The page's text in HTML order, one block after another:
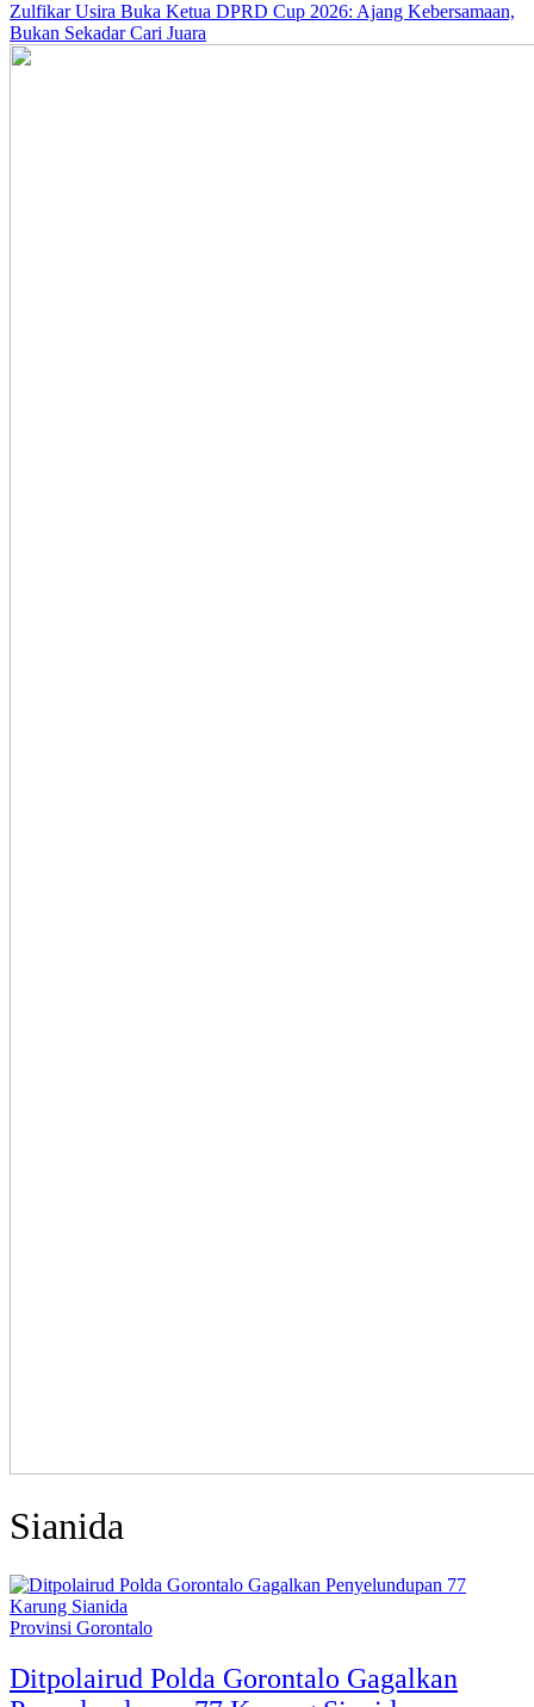
Zulfikar Usira Buka Ketua DPRD Cup 2026: Ajang Kebersamaan,
Bukan Sekadar Cari Juara
Sianida
Provinsi Gorontalo
Ditpolairud Polda Gorontalo Gagalkan